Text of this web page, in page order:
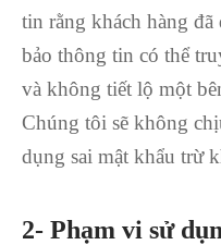
tin rằng khách hàng
bảo thông tin có thể
và không tiết lộ một
Chúng tôi sẽ không
dụng sai mật khẩu trừ
2- Phạm vi sử